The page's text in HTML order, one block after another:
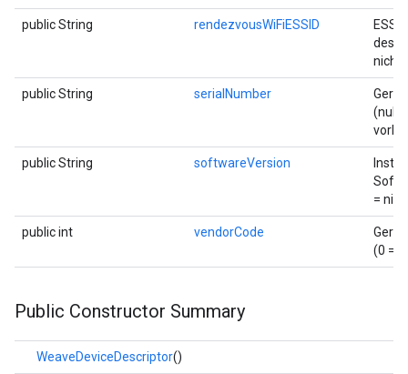
public String rendezvousWiFiESSID
des
nicht
public String serialNumber
(null
public String softwareVersion
=
public int vendorCode
(0 =
Public Constructor Summary
WeaveDeviceDescriptor()